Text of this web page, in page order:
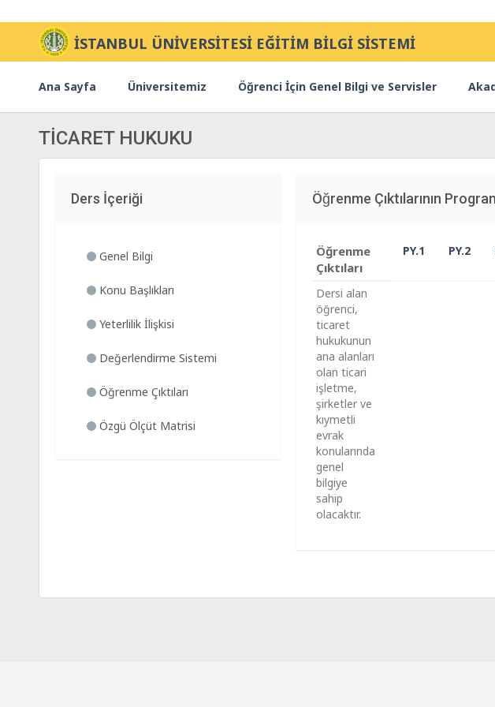
İSTANBUL ÜNİVERSİTESİ EĞİTİM BİLGİ SİSTEMİ
Ana Sayfa Üniversitemiz Öğrenci İçin Genel Bilgi ve Servisler
TİCARET HUKUKU
Ders İçeriği
Genel Bilgi
Konu Başlıkları
Yeterlilik İlişkisi
Değerlendirme Sistemi
Öğrenme Çıktıları
Özgü Ölçüt Matrisi
Öğrenme Çıktılarının
Öğrenme
Çıktıları
PY.1 PY.2
Dersi alan
öğrenci,
ticaret
hukukunun
ana alanları
olan ticari
işletme,
şirketler ve
kıymetli
evrak
konularında
genel
bilgiye
sahip
olacaktır.